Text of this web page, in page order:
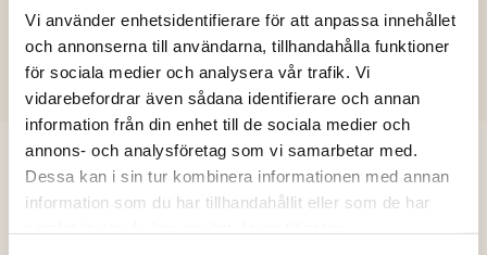
Vi använder enhetsidentifierare för att anpassa innehållet
och annonserna till användarna, tillhandahålla funktioner
för sociala medier och analysera vår trafik. Vi
vidarebefordrar även sådana identifierare och annan
information från din enhet till de sociala medier och
annons- och analysföretag som vi samarbetar med.
Dessa kan i sin tur kombinera informationen med annan
information som du har tillhandahållit eller som de har
KÄLLSORTERING:
Förpackningen källsorteras som
mjukplast